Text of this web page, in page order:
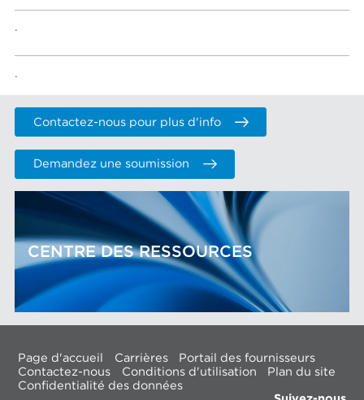
.
.
Contactez-nous pour plus d'info
Demandez une soumission
CENTRE DES RESSOURCES
Page d'accueil Carrières
Portail des fournisseurs
Contactez-nous
Conditions d'utilisation
Plan du site
Confidentialité des données